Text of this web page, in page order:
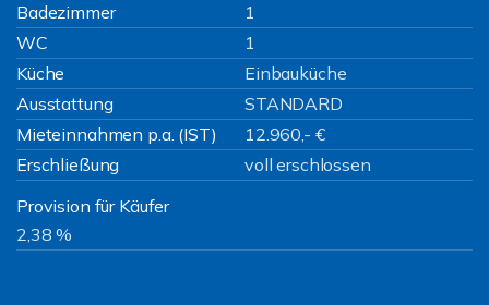
Badezimmer
1
WC
1
Küche
Einbauküche
Ausstattung
STANDARD
Mieteinnahmen p.a. (IST)
12.960,- €
Erschließung
voll erschlossen
Provision für Käufer
2,38 %